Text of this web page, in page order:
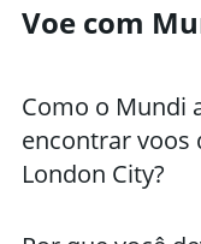
Voe com
Como o Mundi
encontrar voos
London City?